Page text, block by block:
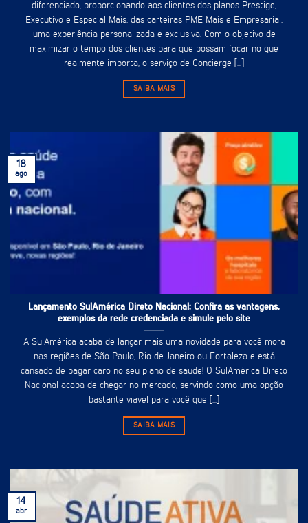
diferenciado, proporcionando aos clientes dos planos Prestige,
Executivo e Especial Mais, das carteiras PME Mais e Empresarial,
uma experiência personalizada e exclusiva. Com o objetivo de
maximizar o tempo dos clientes para que possam focar no que
realmente importa, o serviço de Concierge [...]
SAIBA MAIS
Lançamento SulAmérica Direto Nacional: Confira as vantagens,
exemplos da rede credenciada e simule pelo site
A SulAmérica acaba de lançar mais uma novidade para você mora
nas regiões de São Paulo, Rio de Janeiro ou Fortaleza e está
cansado de pagar caro no seu plano de saúde! O SulAmérica Direto
Nacional acaba de chegar no mercado, servindo como uma opção
bastante viável para você que [...]
SAIBA MAIS
18
ago
14
abr